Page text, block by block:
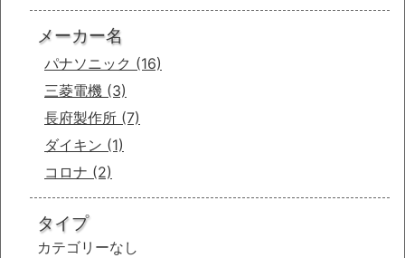
メーカー名
パナソニック (16)
三菱電機 (3)
長府製作所 (7)
ダイキン (1)
コロナ (2)
タイプ
カテゴリーなし